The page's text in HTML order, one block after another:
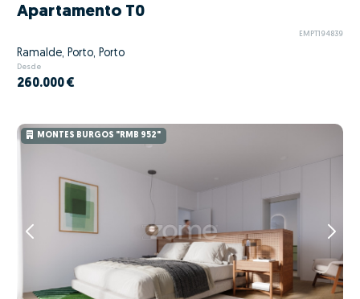
Apartamento T0
EMPT194839
Ramalde, Porto, Porto
Desde
260.000 €
MONTES BURGOS "RMB 952"